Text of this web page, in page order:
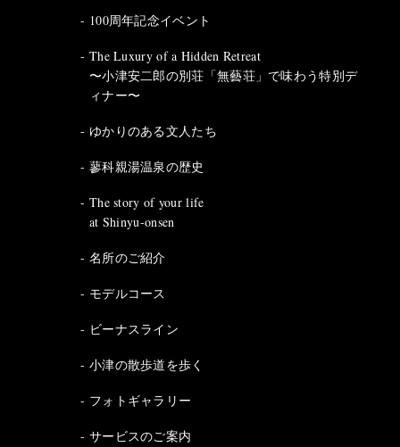
100周年記念イベント
The Luxury of a Hidden Retreat
〜小津安二郎の別荘「無藝荘」で味わう特別デ
ィナー〜
ゆかりのある文人たち
蓼科親湯温泉の歴史
The story of your life
at Shinyu-onsen
名所のご紹介
モデルコース
ビーナスライン
小津の散歩道を歩く
フォトギャラリー
サービスのご案内